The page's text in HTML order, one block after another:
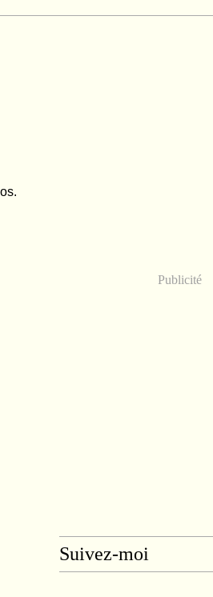
Publicité
Suivez-moi